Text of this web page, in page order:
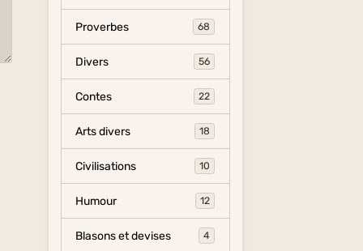
Proverbes 68
Divers 56
Contes 22
Arts divers 18
Civilisations 10
Humour 12
Blasons et devises 4